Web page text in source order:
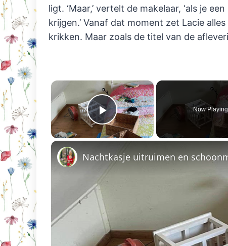
ligt. ‘Maar,’ vertelt de makelaar, ‘als je
krijgen.’ Vanaf dat moment zet Lacie
krikken. Maar zoals de titel van de
×
Play Video
Now Playing
Nachtkasje uitruimen en